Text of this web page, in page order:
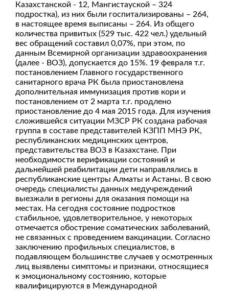
Казахстанской - 12, Мангистауской – 324
подростка), из них были госпитализированы – 264,
в настоящее время выписаны – 264. Из общего
количества привитых (529 тыс. 422 чел.) удельный
вес обращений составил 0,07%, при этом, по
данным Всемирной организации здравоохранения
(далее - ВОЗ), допускается до 15%. 19 февраля т.г.
постановлением Главного государственного
санитарного врача РК была приостановлена
дополнительная иммунизация против кори и
постановлением от 2 марта т.г. продлено
приостановление до 4 мая 2015 года. Для изучения
сложившейся ситуации МЗСР РК создана рабочая
группа в составе представителей КЗПП МНЭ РК,
республиканских медицинских центров,
представительства ВОЗ в Казахстане. При
необходимости верификации состояний и
дальнейшей реабилитации дети направлялись в
республиканские центры Алматы и Астаны. В свою
очередь специалисты данных медучреждений
выезжали в регионы для оказания помощи на
местах. На сегодня состояние подростков
стабильное, удовлетворительное, у некоторых
отмечается обострение соматических заболеваний,
не связанных с проведением вакцинации. Согласно
заключению профильных специалистов, в
подавляющем большинстве случаев у осмотренных
лиц выявлены симптомы и признаки, относящиеся
к эмоциональному состоянию, которые
квалифицируются в Международной